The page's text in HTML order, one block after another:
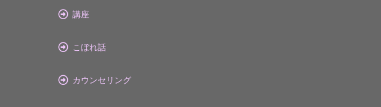
講座
こぼれ話
カウンセリング